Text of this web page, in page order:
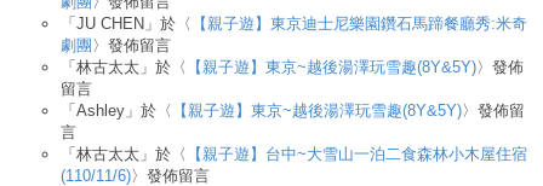
「 JU CHEN 」於〈
【親子遊】東京迪士尼樂園鑽石馬蹄餐廳秀:米奇
劇團 〉發佈留言
「 林古太太 」於〈 【親子遊】東京~越後湯澤玩雪趣(8Y&5Y)〉發佈
留言
「 Ashley 」於〈 【親子遊】東京~越後湯澤玩雪趣(8Y&5Y)〉發佈留
言
「 林古太太 」於〈
【親子遊】台中~大雪山一泊二食森林小木屋住宿
(110/11/6)〉發佈留言